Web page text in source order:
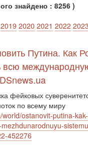
знайдено : 8256 )
2019 2020 2021 2022
Путина. Как
всю
фейковых
по всему миру
ostanovit-putina-
452276